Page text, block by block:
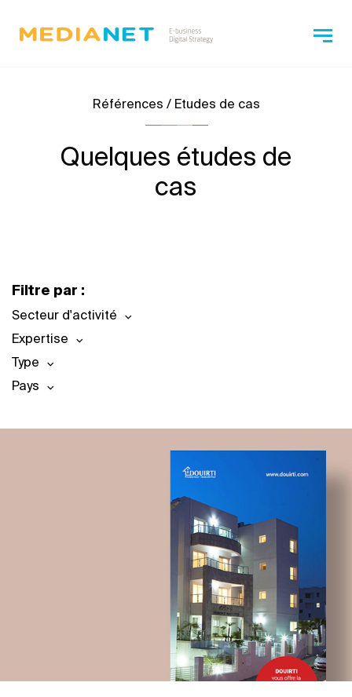
Références / Etudes de cas
Quelques études de
cas
Filtre par :
Secteur d'activité
Expertise
Type
Pays